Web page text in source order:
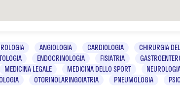
ANGIOLOGIA CARDIOLOGIA CHIRURGIA
ENDOCRINOLOGIA FISIATRIA
MEDICINA LEGALE MEDICINA DELLO SPORT
OTORINOLARINGOIATRIA PNEUMOLOGIA